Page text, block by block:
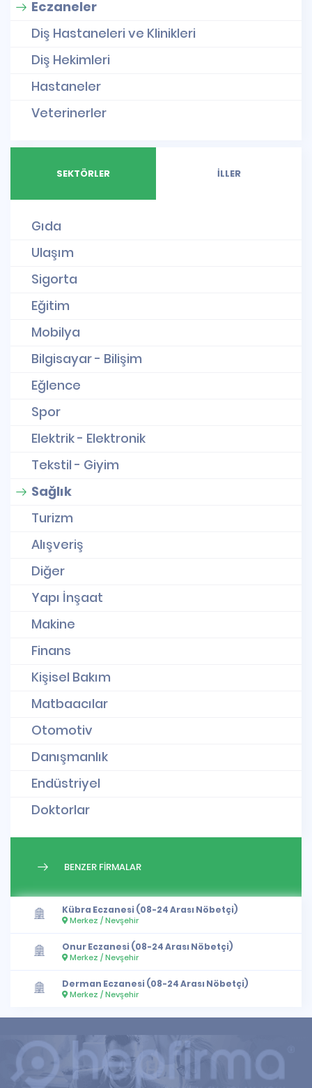
Eczaneler
Diş Hastaneleri ve Klinikleri
Diş Hekimleri
Hastaneler
Veterinerler
SEKTÖRLER İLLER
Gıda
Ulaşım
Sigorta
Eğitim
Mobilya
Bilgisayar - Bilişim
Eğlence
Spor
Elektrik - Elektronik
Tekstil - Giyim
Sağlık
Turizm
Alışveriş
Diğer
Yapı İnşaat
Makine
Finans
Kişisel Bakım
Matbaacılar
Otomotiv
Danışmanlık
Endüstriyel
Doktorlar
BENZER FİRMALAR
Kübra Eczanesi (08-24 Arası Nöbetçi)
Merkez / Nevşehir
Onur Eczanesi (08-24 Arası Nöbetçi)
Merkez / Nevşehir
Derman Eczanesi (08-24 Arası Nöbetçi)
Merkez / Nevşehir